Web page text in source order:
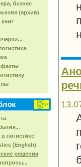
бизнес
(архив)
факты
логистике
(English)
решения